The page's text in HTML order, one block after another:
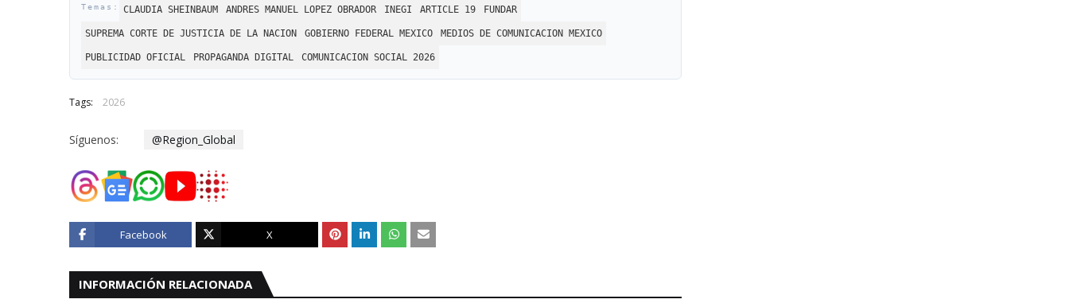
CLAUDIA SHEINBAUM ANDRES MANUEL LOPEZ OBRADOR INEGI ARTICLE 19 FUNDAR
SUPREMA CORTE DE JUSTICIA DE LA NACION GOBIERNO FEDERAL MEXICO MEDIOS DE COMUNICACION MEXICO
PUBLICIDAD OFICIAL PROPAGANDA DIGITAL COMUNICACION SOCIAL 2026
Tags: 2026
Síguenos: @Region_Global
Facebook X
INFORMACIÓN RELACIONADA